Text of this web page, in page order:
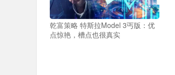
乾富策略 特斯拉Model 3丐版：优
点惊艳，槽点也很真实